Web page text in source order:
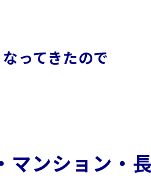
ってきたので
ンション・